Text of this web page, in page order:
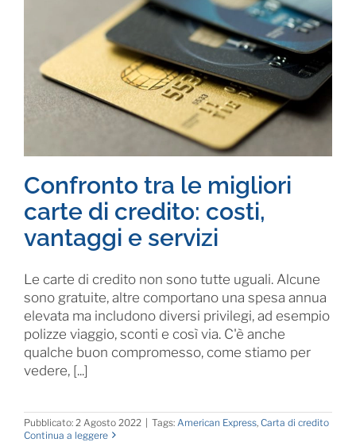
Confronto tra le migliori
carte di credito: costi,
vantaggi e servizi
Le carte di credito non sono tutte uguali. Alcune
sono gratuite, altre comportano una spesa annua
elevata ma includono diversi privilegi, ad esempio
polizze viaggio, sconti e così via. C'è anche
qualche buon compromesso, come stiamo per
vedere, [...]
Pubblicato: 2 Agosto 2022 Tags: American Express, Carta di credito
Continua a leggere